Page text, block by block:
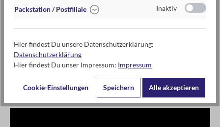
Arnoldstr. 13d
47906 Kempen
info@moses-verlag.de
Packstation / Postfiliale Inaktiv
Hier findest Du unsere Datenschutzerklärung:
Datenschutzerklärung
Hier findest Du unser Impressum: Impressum
Cookie-Einstellungen Speichern Alle akzeptieren